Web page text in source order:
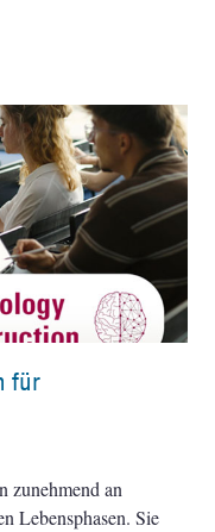
für
zunehmend an
Lebensphasen. Sie